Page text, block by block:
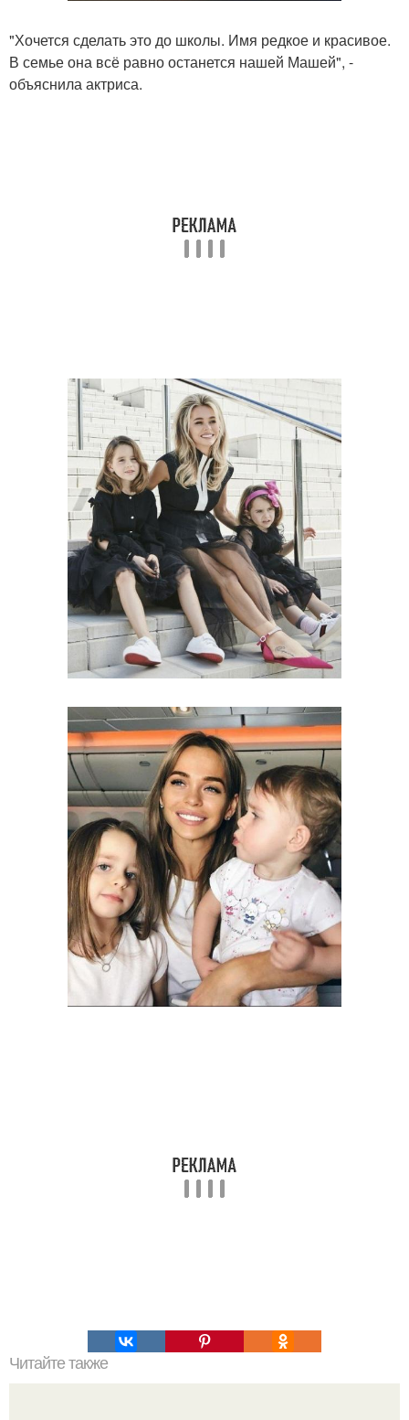
"Хочется сделать это до школы. Имя редкое и красивое.
В семье она всё равно останется нашей Машей", -
объяснила актриса.
Читайте также